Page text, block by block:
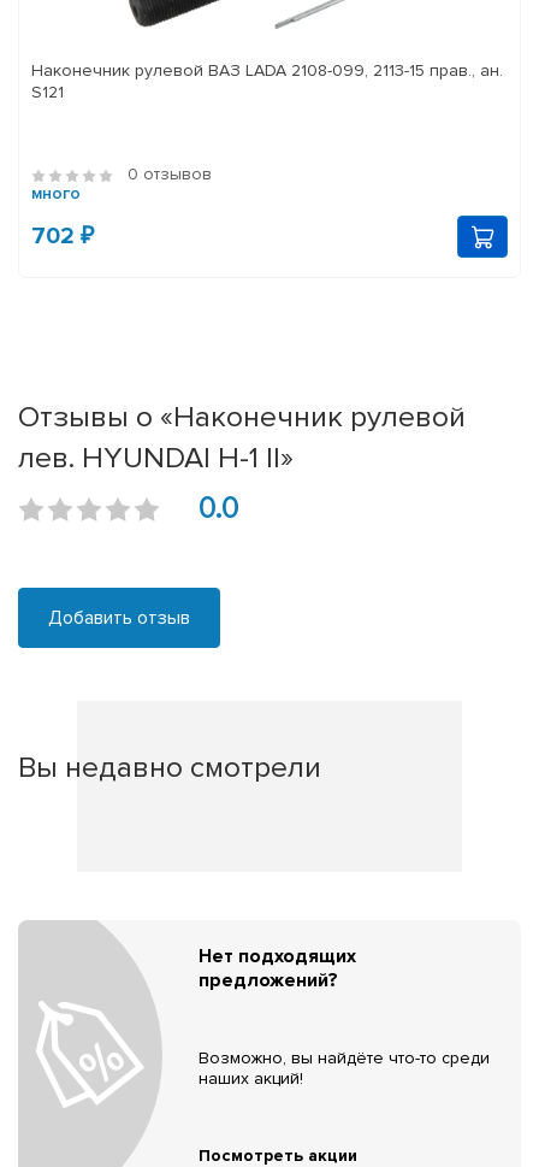
Наконечник рулевой ВАЗ LADA 2108-099, 2113-15 прав., ан.
S121
0 отзывов
много
702 ₽
Отзывы о «Наконечник рулевой
лев. HYUNDAI H-1 II»
0.0
Добавить отзыв
Вы недавно смотрели
Нет подходящих
предложений?
Возможно, вы найдёте что-то среди
наших акций!
Посмотреть акции